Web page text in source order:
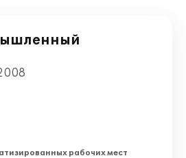
рабочих мест